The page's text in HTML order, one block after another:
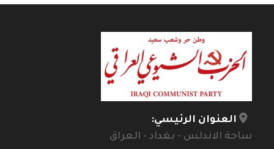
العنوان الرئيسي:
ساحة الاندلس - بغداد - العراق